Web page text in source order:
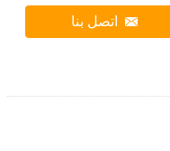
اتصل بنا